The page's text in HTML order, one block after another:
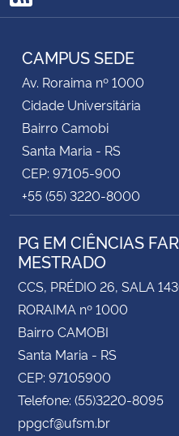
Ministério da Mulher, da Família e dos
Secretaria-Geral
Secretaria de Governo
Gabinete de Segurança Institucional
Advocacia-Geral da União
Banco Central do Brasil
Planalto
RSS
CAMPUS SEDE
Av. Roraima nº 1000
Cidade Universitária
Bairro Camobi
Santa Maria - RS
CEP: 97105-900
+55 (55) 3220-8000
PG EM CIÊNCIAS
MESTRADO
CCS, PRÉDIO 26, SALA
RORAIMA nº 1000
Bairro CAMOBI
Santa Maria - RS
CEP: 97105900
Telefone: (55)3220-8095
ppgcf@ufsm.br